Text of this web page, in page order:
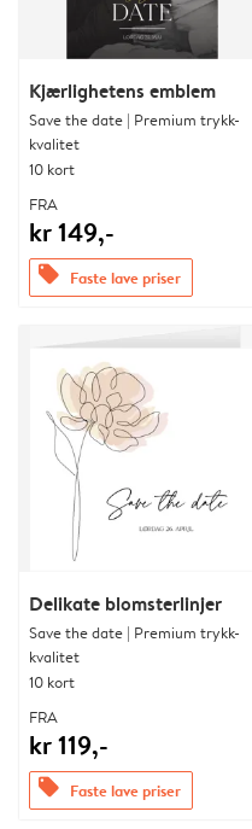
Kjærlighetens emblem
Save the date | Premium trykk-
kvalitet
10 kort
FRA
kr 149,-
offers Faste lave priser
Delikate blomsterlinjer
Save the date | Premium trykk-
kvalitet
10 kort
FRA
kr 119,-
offers Faste lave priser